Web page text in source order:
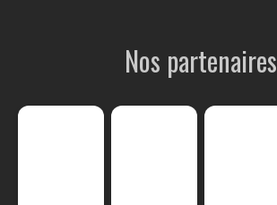
Nos partenaires